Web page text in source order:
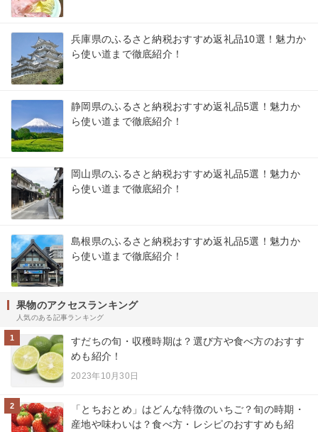
兵庫県のふるさと納税おすすめ返礼品10選！魅力か
ら使い道まで徹底紹介！
静岡県のふるさと納税おすすめ返礼品5選！魅力か
ら使い道まで徹底紹介！
岡山県のふるさと納税おすすめ返礼品5選！魅力か
ら使い道まで徹底紹介！
島根県のふるさと納税おすすめ返礼品5選！魅力か
ら使い道まで徹底紹介！
果物のアクセスランキング
人気のある記事ランキング
1
すだちの旬・収穫時期は？選び方や食べ方のおすす
めも紹介！
2023年10月30日
2
「とちおとめ」はどんな特徴のいちご？旬の時期・
産地や味わいは？食べ方・レシピのおすすめも紹